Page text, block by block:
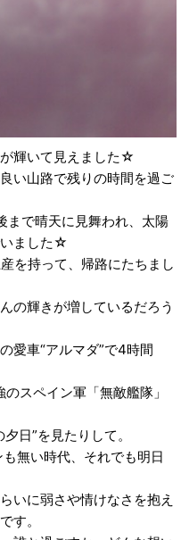
輝いて見えました☆
い山路で残りの時間を過ご
まで晴天に見舞われ、太陽
ました☆
を持って、帰路にたちまし
の輝きが増しているだろう
愛車“アルマダ”で4時間
スペイン軍「無敵艦隊」
日”を見たりして。
無い時代、それでも明日
いに弱さや情けなさを抱え
す。